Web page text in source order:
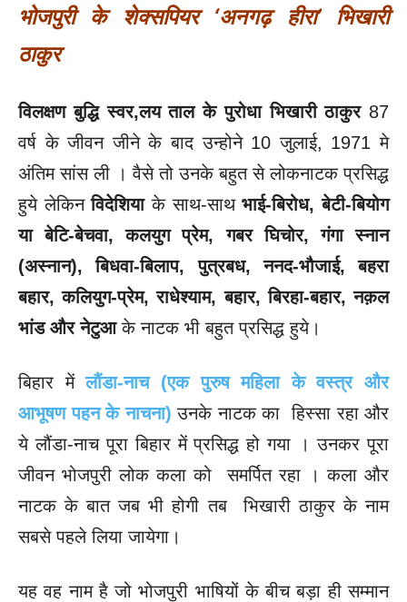
भोजपुरी के शेक्सपियर ‘अनगढ़ हीरा’ भिखारी
ठाकुर
विलक्षण बुद्धि स्वर,लय ताल के पुरोधा भिखारी ठाकुर87
वर्ष के जीवन जीने के बाद उन्होने 10 जुलाई, 1971 मे
अंतिम सांस ली । वैसे तो उनके बहुत से लोकनाटक प्रसिद्ध
हुये लेकिनविदेशियाके साथ-साथभाई-बिरोध, बेटी-बियोग
या बेटि-बेचवा, कलयुग प्रेम, गबर घिचोर, गंगा स्नान
(अस्नान), बिधवा-बिलाप, पुत्रबध, ननद-भौजाई, बहरा
बहार, कलियुग-प्रेम, राधेश्याम, बहार, बिरहा-बहार, नक़ल
भांड और नेटुआके नाटक भी बहुत प्रसिद्ध हुये।
बिहार मेंलौंडा-नाच (एक पुरुष महिला के वस्त्र और
आभूषण पहन के नाचना) उनके नाटक का हिस्सा रहा और
ये लौंडा-नाच पूरा बिहार में प्रसिद्ध हो गया । उनकर पूरा
जीवन भोजपुरी लोक कला को समर्पित रहा । कला और
नाटक के बात जब भी होगी तब भिखारी ठाकुर के नाम
सबसे पहले लिया जायेगा।
यह वह नाम है जो भोजपुरी भाषियों के बीच बड़ा ही सम्मान